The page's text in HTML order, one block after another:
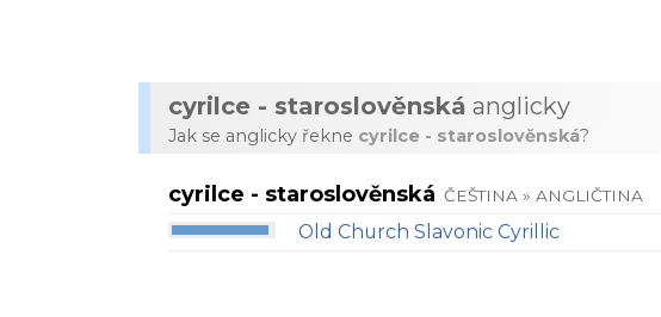
cyrilce - staroslověnská anglicky
Jak se anglicky řekne cyrilce - staroslověnská?
cyrilce - staroslověnská ČEŠTINA » ANGLIČTINA
Old Church Slavonic Cyrillic